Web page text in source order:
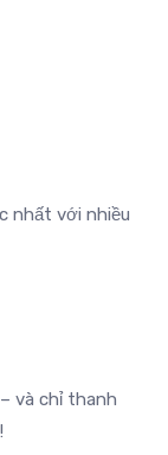
nhất với nhiều
và chỉ thanh